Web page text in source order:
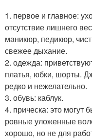
1. первое и главное:
отсутствие лишнего
маникюр, педикюр,
свежее дыхание.
2. одежда:
платья, юбки, шорты.
редко и нежелательно.
3. обувь: каблук.
4. прическа: это могут
ровные уложенные
хорошо, но не для